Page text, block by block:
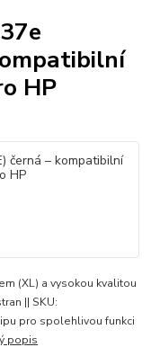
HP
(XL) a vysokou kvalitou
|| SKU:
pro spolehlivou funkci
popis